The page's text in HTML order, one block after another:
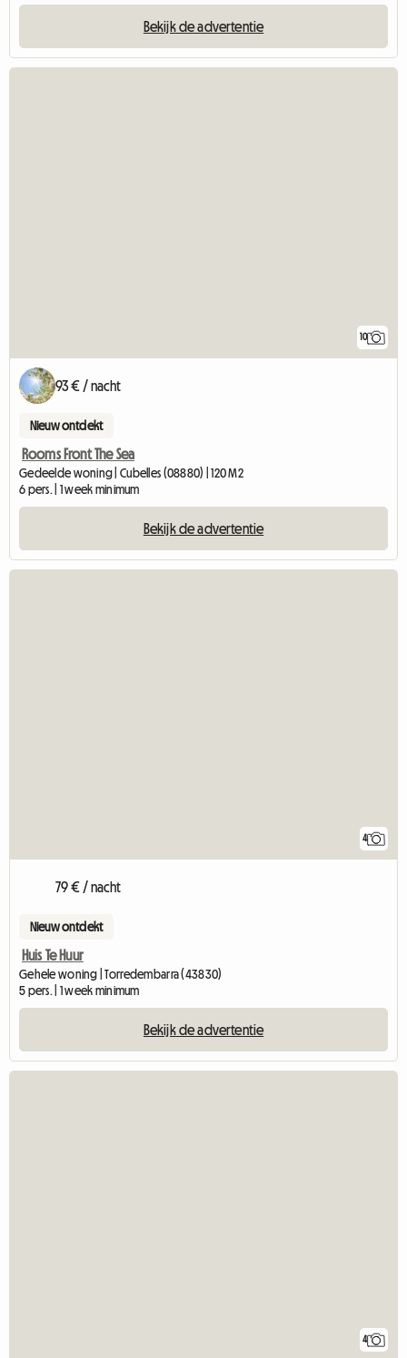
Bekijk de advertentie
10
93 € / nacht
Nieuw ontdekt
Rooms Front The Sea
Gedeelde woning | Cubelles (08880) | 120 M2
6 pers. | 1 week minimum
Bekijk de advertentie
4
79 € / nacht
Nieuw ontdekt
Huis Te Huur
Gehele woning | Torredembarra (43830)
5 pers. | 1 week minimum
Bekijk de advertentie
4